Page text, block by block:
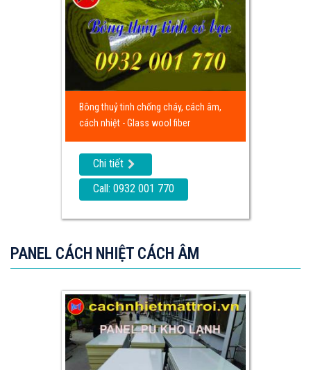
Bông thuỷ tinh chống cháy, cách âm,
cách nhiệt - Glass wool fiber
Chi tiết
Call: 0932 001 770
PANEL CÁCH NHIỆT CÁCH ÂM